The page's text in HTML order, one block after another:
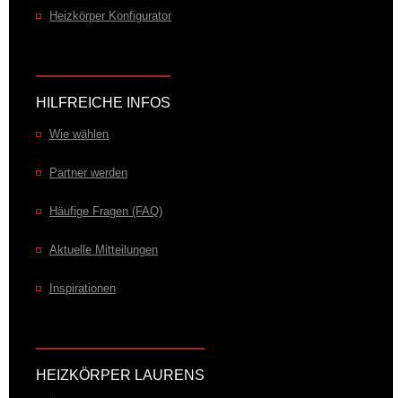
Heizkörper Konfigurator
HILFREICHE INFOS
Wie wählen
Partner werden
Häufige Fragen (FAQ)
Aktuelle Mitteilungen
Inspirationen
HEIZKÖRPER LAURENS